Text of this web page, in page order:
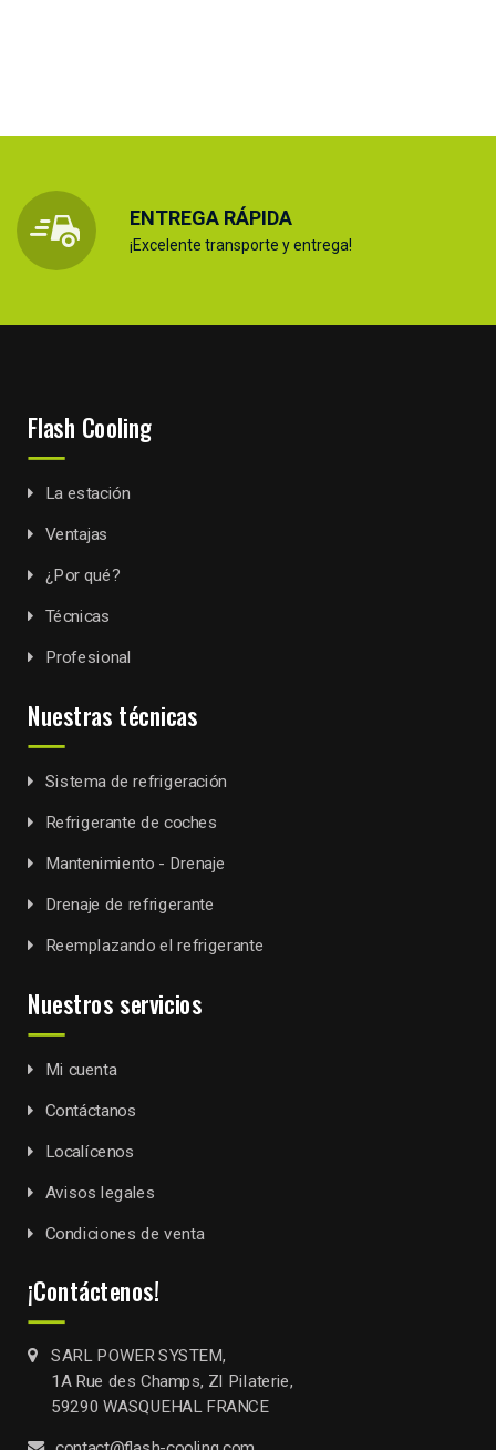
ENTREGA RÁPIDA
¡Excelente transporte y entrega!
Flash Cooling
La estación
Ventajas
¿Por qué?
Técnicas
Profesional
Nuestras técnicas
Sistema de refrigeración
Refrigerante de coches
Mantenimiento - Drenaje
Drenaje de refrigerante
Reemplazando el refrigerante
Nuestros servicios
Mi cuenta
Contáctanos
Localícenos
Avisos legales
Condiciones de venta
¡Contáctenos!
SARL POWER SYSTEM,
1A Rue des Champs, ZI Pilaterie,
59290 WASQUEHAL FRANCE